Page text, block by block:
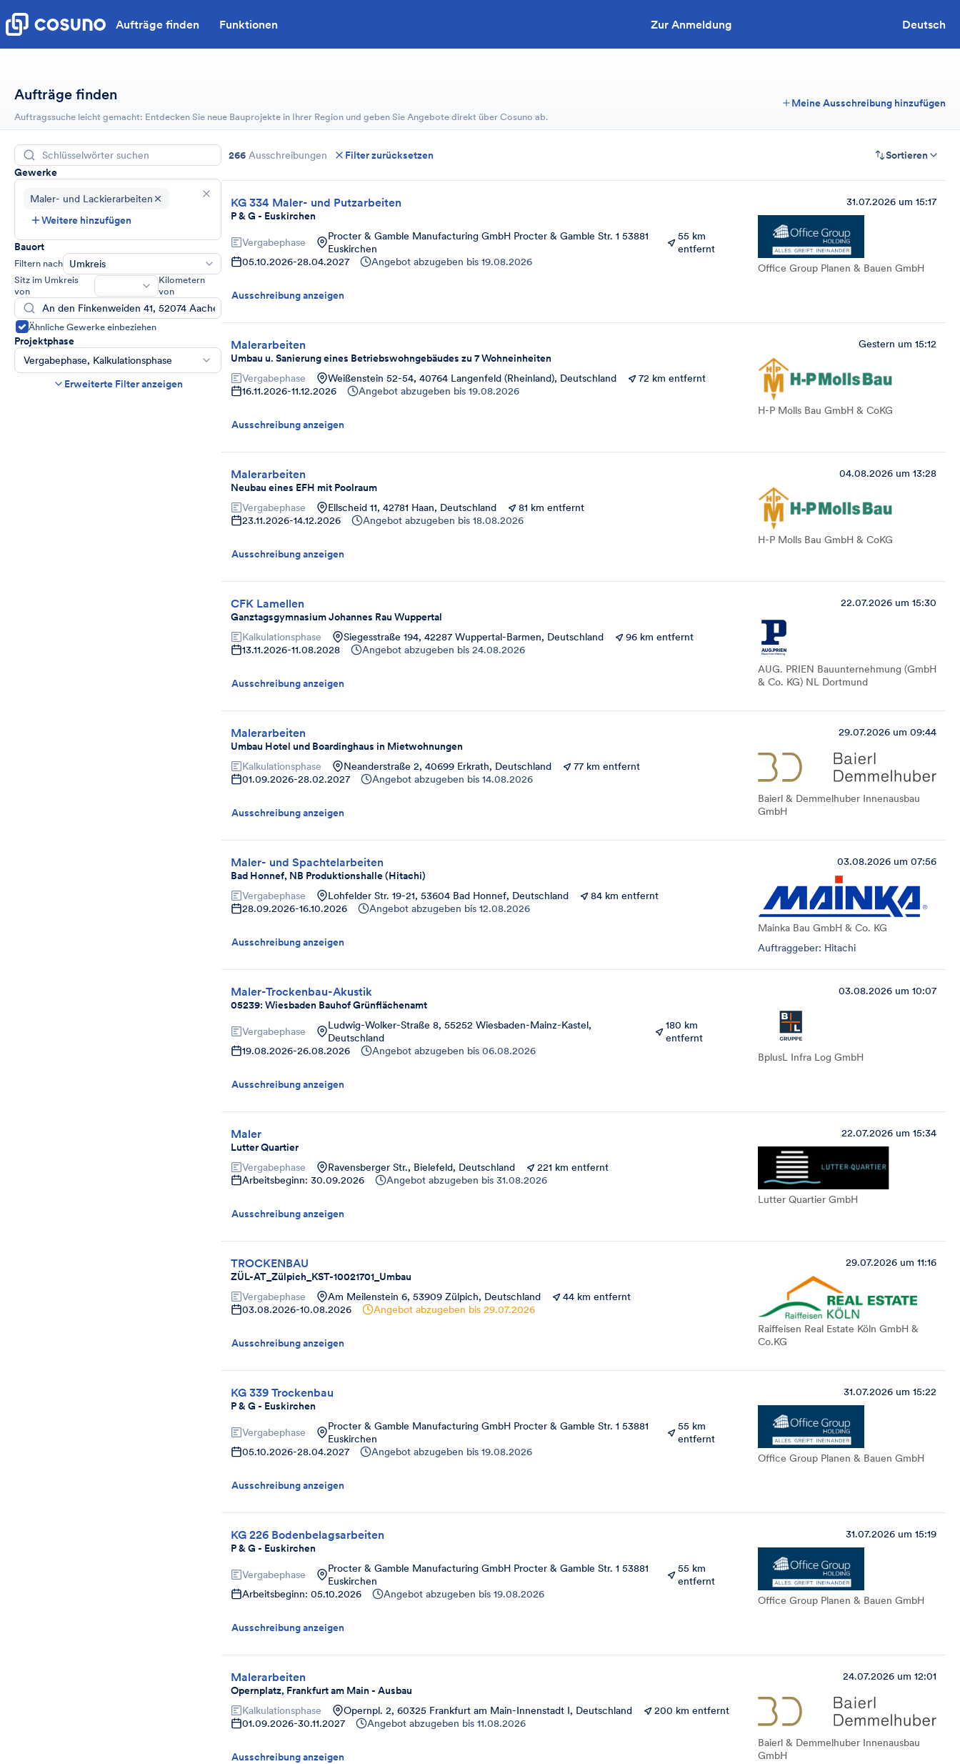
Aufträge finden Funktionen Zur Anmeldung Deutsch
Aufträge finden
Auftragssuche leicht gemacht: Entdecken Sie neue Bauprojekte in Ihrer Region und geben Sie Angebote direkt über Cosuno ab.
Meine Ausschreibung hinzufügen
Gewerke
Maler- und Lackierarbeiten
Weitere hinzufügen
Bauort
Filtern nach Umkreis
Sitz im Umkreis
von
Kilometern
von
Ähnliche Gewerke einbeziehen
Projektphase
Vergabephase, Kalkulationsphase
Ende
Erweiterte Filter anzeigen
266 Ausschreibungen Filter zurücksetzen Sortieren
KG 334 Maler- und Putzarbeiten
P & G - Euskirchen
31.07.2026 um 15:17
Vergabephase
Procter & Gamble Manufacturing GmbH Procter & Gamble Str. 1 53881
Euskirchen
55 km
entfernt
05.10.2026-28.04.2027 Angebot abzugeben bis 19.08.2026 Office Group Planen & Bauen GmbH
Ausschreibung anzeigen
Malerarbeiten
Umbau u. Sanierung eines Betriebswohngebäudes zu 7 Wohneinheiten
Gestern um 15:12
Vergabephase Weißenstein 52-54, 40764 Langenfeld (Rheinland), Deutschland
72 km entfernt
16.11.2026-11.12.2026 Angebot abzugeben bis 19.08.2026
H-P Molls Bau GmbH & CoKG
Ausschreibung anzeigen
Malerarbeiten
Neubau eines EFH mit Poolraum
04.08.2026 um 13:28
Vergabephase Ellscheid 11, 42781 Haan, Deutschland
81 km entfernt
23.11.2026-14.12.2026 Angebot abzugeben bis 18.08.2026
H-P Molls Bau GmbH & CoKG
Ausschreibung anzeigen
CFK Lamellen
Ganztagsgymnasium Johannes Rau Wuppertal
22.07.2026 um 15:30
Kalkulationsphase Siegesstraße 194, 42287 Wuppertal-Barmen, Deutschland
96 km entfernt
13.11.2026-11.08.2028 Angebot abzugeben bis 24.08.2026
AUG. PRIEN Bauunternehmung (GmbH
& Co. KG) NL Dortmund
Ausschreibung anzeigen
Malerarbeiten
Umbau Hotel und Boardinghaus in Mietwohnungen
29.07.2026 um 09:44
Kalkulationsphase Neanderstraße 2, 40699 Erkrath, Deutschland
77 km entfernt
01.09.2026-28.02.2027 Angebot abzugeben bis 14.08.2026
Baierl & Demmelhuber Innenausbau
GmbH
Ausschreibung anzeigen
Maler- und Spachtelarbeiten
Bad Honnef, NB Produktionshalle (Hitachi)
03.08.2026 um 07:56
Vergabephase Lohfelder Str. 19-21, 53604 Bad Honnef, Deutschland
84 km entfernt
28.09.2026-16.10.2026 Angebot abzugeben bis 12.08.2026
Mainka Bau GmbH & Co. KG
Auftraggeber: Hitachi
Ausschreibung anzeigen
Maler-Trockenbau-Akustik
05239: Wiesbaden Bauhof Grünflächenamt
03.08.2026 um 10:07
Vergabephase
Ludwig-Wolker-Straße 8, 55252 Wiesbaden-Mainz-Kastel,
Deutschland
180 km
entfernt
19.08.2026-26.08.2026 Angebot abzugeben bis 06.08.2026 BplusL Infra Log GmbH
Ausschreibung anzeigen
Maler
Lutter Quartier
22.07.2026 um 15:34
Vergabephase Ravensberger Str., Bielefeld, Deutschland
221 km entfernt
Arbeitsbeginn: 30.09.2026
Angebot abzugeben bis 31.08.2026
Lutter Quartier GmbH
Ausschreibung anzeigen
TROCKENBAU
ZÜL-AT_Zülpich_KST-10021701_Umbau
29.07.2026 um 11:16
Vergabephase Am Meilenstein 6, 53909 Zülpich, Deutschland
44 km entfernt
03.08.2026-10.08.2026 Angebot abzugeben bis 29.07.2026
Raiffeisen Real Estate Köln GmbH &
Co.KG
Ausschreibung anzeigen
KG 339 Trockenbau
P & G - Euskirchen
31.07.2026 um 15:22
Vergabephase
Procter & Gamble Manufacturing GmbH Procter & Gamble Str. 1 53881
Euskirchen
55 km
entfernt
05.10.2026-28.04.2027 Angebot abzugeben bis 19.08.2026 Office Group Planen & Bauen GmbH
Ausschreibung anzeigen
KG 226 Bodenbelagsarbeiten
P & G - Euskirchen
31.07.2026 um 15:19
Vergabephase
Procter & Gamble Manufacturing GmbH Procter & Gamble Str. 1 53881
Euskirchen
55 km
entfernt
Arbeitsbeginn: 05.10.2026
Angebot abzugeben bis 19.08.2026 Office Group Planen & Bauen GmbH
Ausschreibung anzeigen
Malerarbeiten
Opernplatz, Frankfurt am Main - Ausbau
24.07.2026 um 12:01
Kalkulationsphase Opernpl. 2, 60325 Frankfurt am Main-Innenstadt I, Deutschland
200 km entfernt
01.09.2026-30.11.2027 Angebot abzugeben bis 11.08.2026
Baierl & Demmelhuber Innenausbau
GmbH
Ausschreibung anzeigen